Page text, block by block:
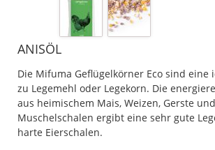
ANISÖL
Die Mifuma Geflügelkörner Eco sind eine
zu Legemehl oder Legekorn. Die
aus heimischem Mais, Weizen, Gerste
Muschelschalen ergibt eine sehr gute
harte Eierschalen.